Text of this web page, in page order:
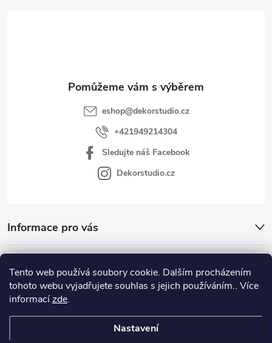
Tento web používá soubory cookie. Dalším procházením
tohoto webu vyjadřujete souhlas s jejich používáním.. Více
informacízde.
Nastavení
Informace pro vás
Facebook
eshop@dekorstudio.cz
+421949214304
Sledujte náš Facebook
Dekorstudio.cz